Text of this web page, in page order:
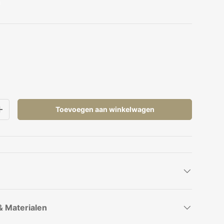
de hoeveelheidToevoegen aan winkelwagen
Materialen